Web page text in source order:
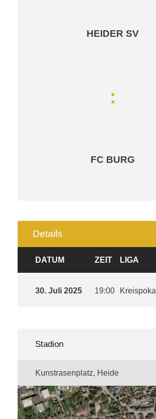
HEIDER SV
:
FC BURG
Details
DATUM ZEIT LIGA
30. Juli 2025 19:00 Kreispokal
Stadion
Kunstrasenplatz, Heide